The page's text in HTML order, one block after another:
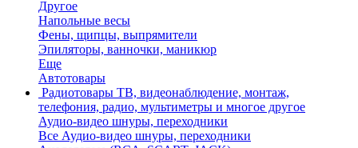
Другое
Напольные весы
Фены, щипцы, выпрямители
Эпиляторы, ванночки, маникюр
Еще
Автотовары
Радиотовары ТВ, видеонаблюдение, монтаж,
телефония, радио, мультиметры и многое другое
Аудио-видео шнуры, переходники
Все Аудио-видео шнуры, переходники